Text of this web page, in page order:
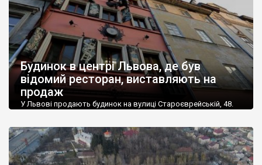
Будинок в центрі Львова, де був
відомий ресторан, виставляють на
продаж
У Львові продають будинок на вулиці Староєврейській, 48.
оцінюють в майже 20 млн грн (700 тис. доларів). Оголошення
про продаж з’явилося на сайті OLX 2 лютого. «Продається
будинок по вулиці Староєврейська 48, в самому центрі
Львова, пішохідна зона, під будь-який вид діяльності.